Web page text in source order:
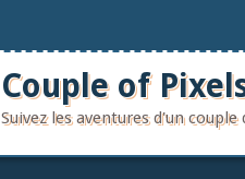
Couple of
Suivez les aventures d'un couple